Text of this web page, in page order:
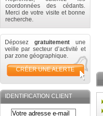
coordonnées des cédants.
Merci de votre visite et bonne
recherche.
Déposez gratuitement une
veille par secteur d’activité et
par zone géographique.
CRÉER UNE ALERTE
IDENTIFICATION CLIENT